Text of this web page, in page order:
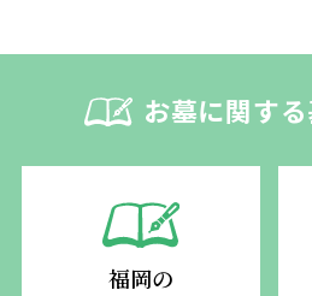
お墓に関す
福岡の